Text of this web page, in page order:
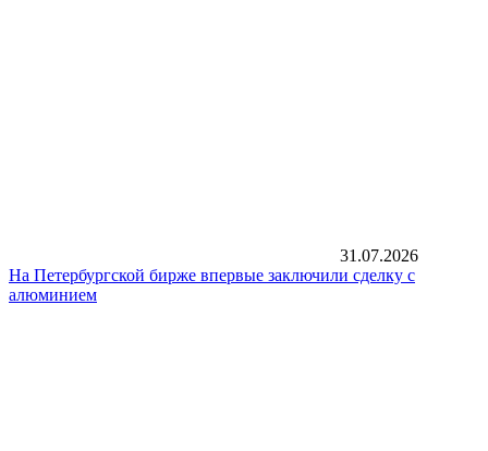
31.07.2026
На Петербургской бирже впервые заключили сделку с
алюминием